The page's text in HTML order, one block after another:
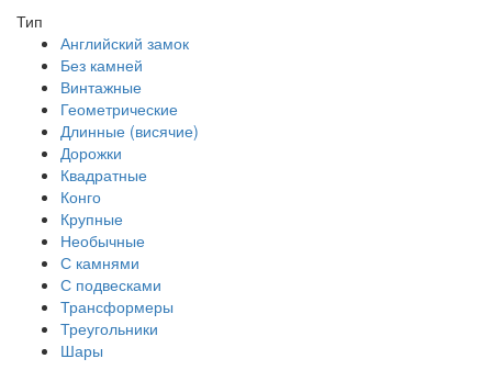
Тип
Английский замок
Без камней
Винтажные
Геометрические
Длинные (висячие)
Дорожки
Квадратные
Конго
Крупные
Необычные
С камнями
С подвесками
Трансформеры
Треугольники
Шары